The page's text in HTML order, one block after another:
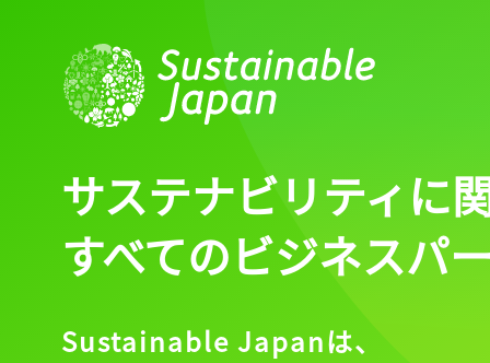
会員登録
サステナビリティに
すべてのビジネスパ
Sustainable Japanは、